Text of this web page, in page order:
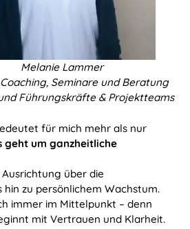
Melanie Lammer
Seminare und Beratung
Führungskräfte & Projektteams
für mich mehr als nur
geht um ganzheitliche
über die
zu persönlichem Wachstum.
immer im Mittelpunkt – denn
mit Vertrauen und Klarheit.